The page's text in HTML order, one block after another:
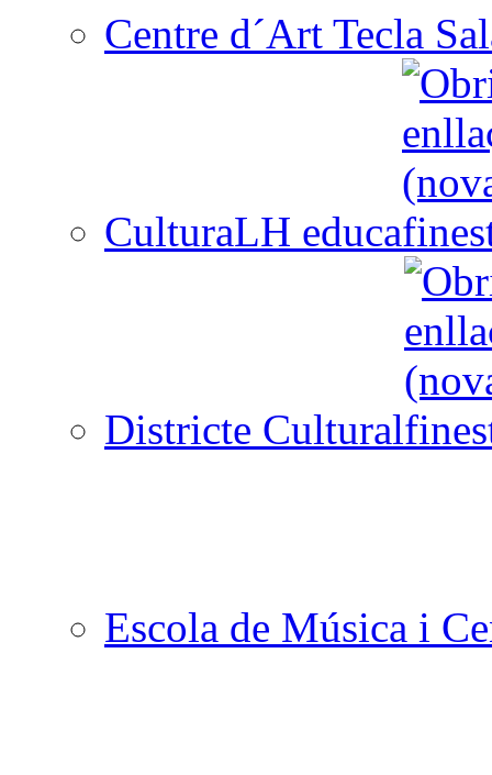
Centre d´Art Tecla
CulturaLH educa
Districte Cultural
Escola de Música i